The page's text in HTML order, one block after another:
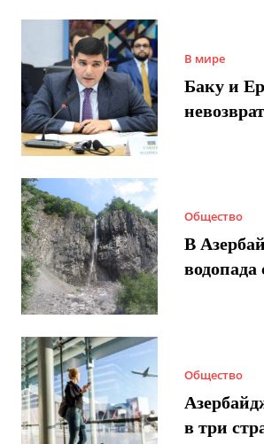
В мире
Баку и
Общество
В
Общество
в три